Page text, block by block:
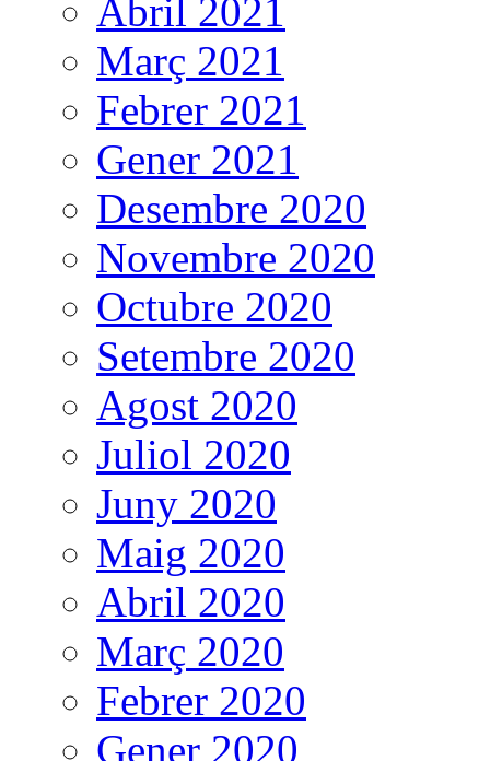
Abril 2021
Març 2021
Febrer 2021
Gener 2021
Desembre 2020
Novembre 2020
Octubre 2020
Setembre 2020
Agost 2020
Juliol 2020
Juny 2020
Maig 2020
Abril 2020
Març 2020
Febrer 2020
Gener 2020